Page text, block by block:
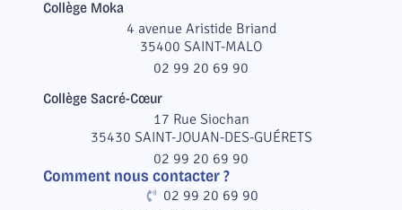
Collège Moka
4 avenue Aristide Briand
35400 SAINT-MALO
02 99 20 69 90
Collège Sacré-Cœur
17 Rue Siochan
35430 SAINT-JOUAN-DES-GUÉRETS
02 99 20 69 90
Comment nous contacter ?
02 99 20 69 90